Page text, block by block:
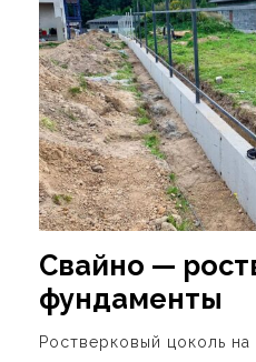
Свайно —
фундаменты
Ростверковый цоколь на